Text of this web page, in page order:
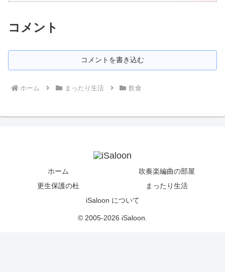
コメント
コメントを書き込む
ホーム まったり生活 飲食
ホーム
吹奏楽編曲の部屋
更生保護の杜
まったり生活
iSaloon について
© 2005-2026 iSaloon.